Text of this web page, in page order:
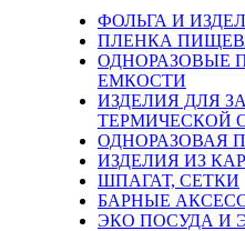
ФОЛЬГА И
ПЛЕНКА
ОДНОРАЗОВЫЕ
ЕМКОСТИ
ИЗДЕЛИЯ ДЛЯ
ТЕРМИЧЕСКОЙ
ОДНОРАЗОВАЯ
ИЗДЕЛИЯ ИЗ
ШПАГАТ, СЕТКИ
БАРНЫЕ
ЭКО ПОСУДА И